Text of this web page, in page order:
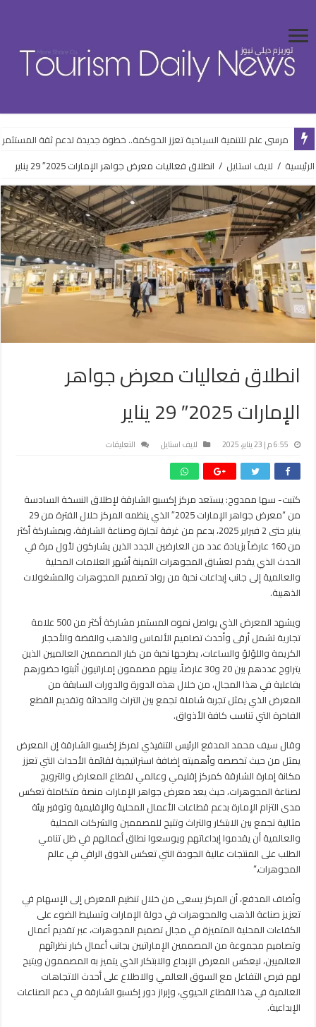
مرسى علم للتنمية السياحية تعزز الحوكمة.. خطوة جديدة لدعم ثقة
الرئيسية / لايف استايل / انطلاق فعاليات معرض جواهر الإمارات 2025″ 29 يناير
انطلاق فعاليات معرض جواهر
الإمارات 2025″ 29 يناير
6:55 م | 23 يناير، 2025 لايف استايل التعليقات
جواهر
الإمارات
2025″
29
يناير
كتبت- سها ممدوح: يستعد مركز إكسبو الشارقة لإطلاق النسخة السادسة
من “معرض جواهر الإمارات 2025″ الذي ينظمه المركز خلال الفترة من 29
يناير حتى 2 فبراير 2025، بدعم من غرفة تجارة وصناعة الشارقة، وبمشاركة أكثر
من 160 عارضاً بزيادة عدد من العارضين الجدد الذين يشاركون لأول مرة في
الحدث الذي يقدم لعشاق المجوهرات الثمينة أشهر العلامات المحلية
والعالمية إلى جانب إبداعات نخبة من رواد تصميم المجوهرات والمشغولات
الذهبية.
ويشهد المعرض الذي يواصل نموه المستمر مشاركة أكثر من 500 علامة
تجارية تشمل أرقى وأحدث تصاميم الألماس والذهب والفضة والأحجار
الكريمة واللؤلؤ والساعات، يطرحها نخبة من كبار المصممين العالميين الذين
يتراوح عددهم بين 20 و30 عارضاً، بينهم مصممون إماراتيون أثبتوا حضورهم
بفاعلية في هذا المجال، من خلال هذه الدورة والدورات السابقة من
المعرض الذي يمثل تجربة شاملة تجمع بين التراث والحداثة وتقديم القطع
الفاخرة التي تناسب كافة الأذواق.
وقال سيف محمد المدفع الرئيس التنفيذي لمركز إكسبو الشارقة إن المعرض
يمثل من حيث تخصصه وأهميته إضافة استراتيجية لقائمة الأحداث التي تعزز
مكانة إمارة الشارقة كمركز إقليمي وعالمي لقطاع المعارض والترويج
لصناعة المجوهرات، حيث يعد معرض جواهر الإمارات منصة متكاملة تعكس
مدى التزام الإمارة بدعم قطاعات الأعمال المحلية والإقليمية وتوفير بيئة
مثالية تجمع بين الابتكار والتراث وتتيح للمصممين والشركات المحلية
والعالمية أن يقدموا إبداعاتهم ويوسعوا نطاق أعمالهم في ظل تنامي
الطلب على المنتجات عالية الجودة التي تعكس الذوق الراقي في عالم
المجوهرات.”
وأضاف المدفع، أن المركز يسعى من خلال تنظيم المعرض إلى الإسهام في
تعزيز صناعة الذهب والمجوهرات في دولة الإمارات وتسليط الضوء على
الكفاءات المحلية المتميزة في مجال تصميم المجوهرات، عبر تقديم أعمال
وتصاميم مجموعة من المصممين الإماراتيين بجانب أعمال كبار نظرائهم
العالميين، ليعكس المعرض الإبداع والابتكار الذي يتميز به المصممون ويتيح
لهم فرص التفاعل مع السوق العالمي والاطلاع على أحدث الاتجاهات
العالمية في هذا القطاع الحيوي، وإبراز دور إكسبو الشارقة في دعم الصناعات
الإبداعية.